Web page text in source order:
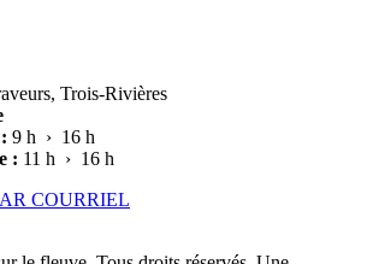
Trois-Rivières
9 h › 16 h
: 11 h › 16 h
COURRIEL